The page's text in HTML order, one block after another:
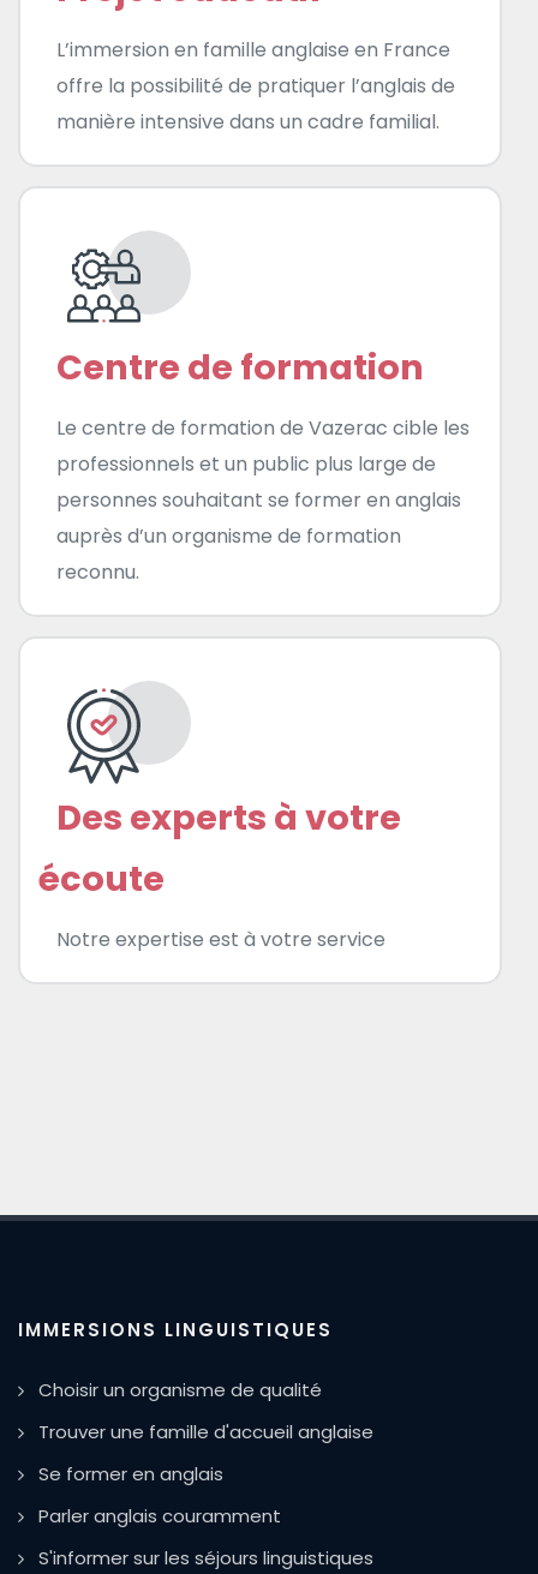
L’immersion en famille anglaise en France
offre la possibilité de pratiquer l’anglais de
manière intensive dans un cadre familial.
Centre de formation
Le centre de formation de Vazerac cible les
professionnels et un public plus large de
personnes souhaitant se former en anglais
auprès d’un organisme de formation
reconnu.
Des experts à votre
écoute
Notre expertise est à votre service
IMMERSIONS LINGUISTIQUES
Choisir un organisme de qualité
Trouver une famille d'accueil anglaise
Se former en anglais
Parler anglais couramment
S'informer sur les séjours linguistiques